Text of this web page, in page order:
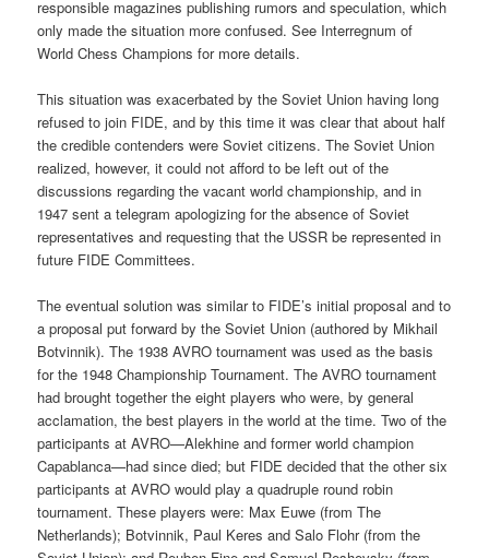
responsible magazines publishing rumors and speculation, which
only made the situation more confused. See Interregnum of
World Chess Champions for more details.
This situation was exacerbated by the Soviet Union having long
refused to join FIDE, and by this time it was clear that about half
the credible contenders were Soviet citizens. The Soviet Union
realized, however, it could not afford to be left out of the
discussions regarding the vacant world championship, and in
1947 sent a telegram apologizing for the absence of Soviet
representatives and requesting that the USSR be represented in
future FIDE Committees.
The eventual solution was similar to FIDE’s initial proposal and to
a proposal put forward by the Soviet Union (authored by Mikhail
Botvinnik). The 1938 AVRO tournament was used as the basis
for the 1948 Championship Tournament. The AVRO tournament
had brought together the eight players who were, by general
acclamation, the best players in the world at the time. Two of the
participants at AVRO—Alekhine and former world champion
Capablanca—had since died; but FIDE decided that the other six
participants at AVRO would play a quadruple round robin
tournament. These players were: Max Euwe (from The
Netherlands); Botvinnik, Paul Keres and Salo Flohr (from the